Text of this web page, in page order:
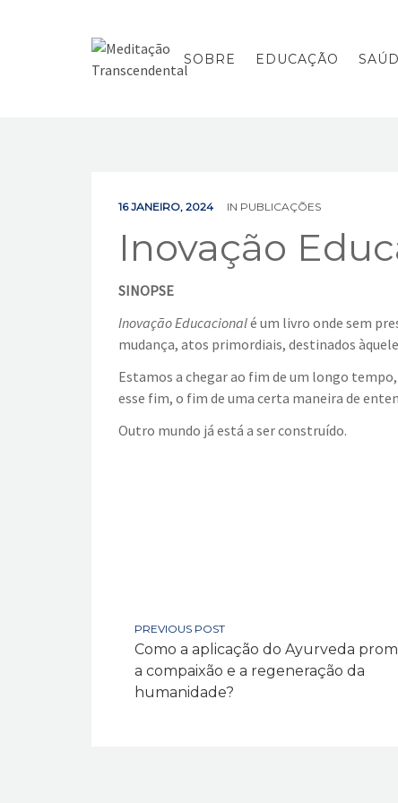
SOBRE EDUCAÇÃO
16 JANEIRO, 2024 IN PUBLICAÇÕES
Inovação
SINOPSE
Inovação Educacionalé um livro onde sem
mudança, atos primordiais, destinados
Estamos a chegar ao fim de um longo
esse fim, o fim de uma certa maneira de
Outro mundo já está a ser construído.
PREVIOUS POST
Como a aplicação do Ayurveda
a compaixão e a regeneração da
humanidade?